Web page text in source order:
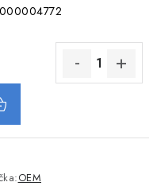
osobních údajů
OEM